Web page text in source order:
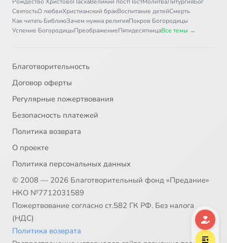
Рождество ХристовоПасхаВеликий постПостМолитваЛитургияБог
СвятостьО любвиХристианский бракВоспитание детейСмерть
Как читать БиблиюЗачем нужна религияПокров Богородицы
Успение БогородицыПреображениеПятидесятницаВсе темы →
Благотворительность
Договор оферты
Регулярные пожертвования
Безопасность платежей
Политика возврата
О проекте
Политика персональных данных
© 2008 — 2026 Благотворительный фонд «Предание»
НКО №7712031589
Пожертвование согласно ст.582 ГК РФ. Без налога
(НДС)
Политика возврата